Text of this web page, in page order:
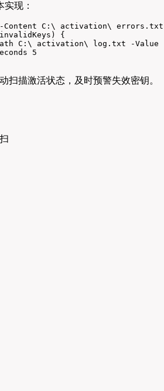
实现：
Content C:\ activation\ errors.txt
{
C:\ activation\ log.txt -Value
5
扫描激活状态，及时预警失效密钥。